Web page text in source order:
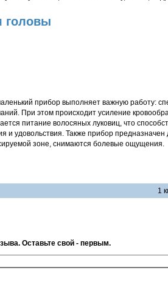
головы
прибор выполняет важную работу:
При этом происходит усиление
питание волосяных луковиц, что
и удовольствия. Также прибор предназначен
зоне, снимаются болевые ощущения.
1
Оставьте свой - первым.